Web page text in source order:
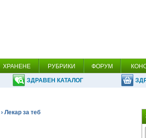
ХРАНЕНЕ РУБРИКИ ФОРУМ
ЗДРАВЕН КАТАЛОГ
› Лекар за теб